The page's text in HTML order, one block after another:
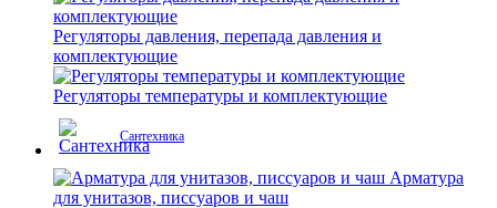
Регуляторы давления, перепада давления и
комплектующие
Регуляторы температуры и комплектующие
Сантехника
Арматура
для унитазов, писсуаров и чаш